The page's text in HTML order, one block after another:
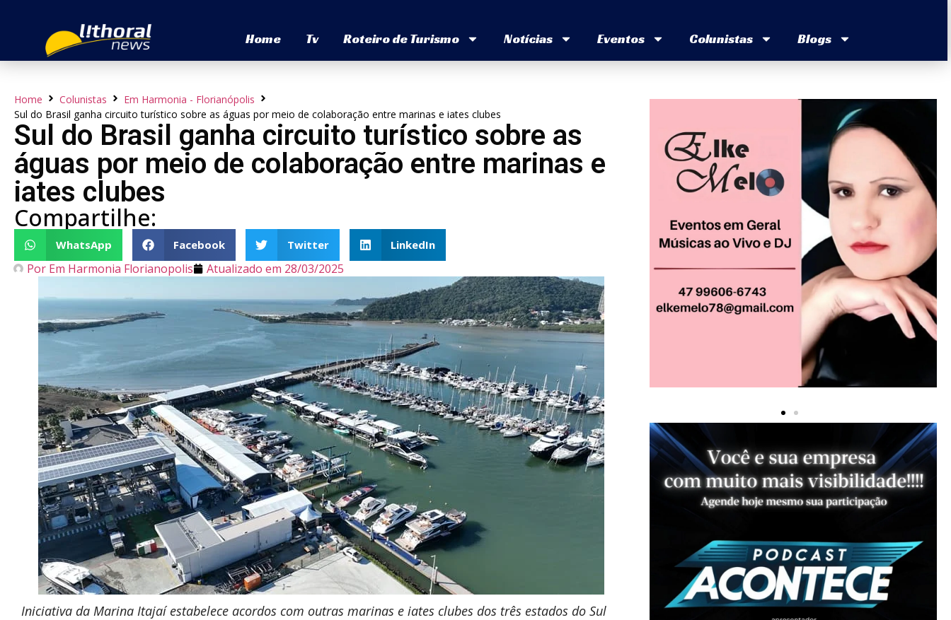
Home Tv Roteiro de Turismo Notícias Eventos Colunistas Blogs
Home Colunistas
Em Harmonia - Florianópolis
Sul do Brasil ganha circuito turístico sobre as águas por meio de colaboração entre marinas e iates clubes
Sul do Brasil ganha circuito turístico sobre as
águas por meio de colaboração entre marinas e
iates clubes
Compartilhe:
WhatsApp Facebook Twitter LinkedIn
Por Em Harmonia Florianopolis Atualizado em 28/03/2025
Iniciativa da Marina Itajaí estabelece acordos com outras marinas e iates clubes dos três estados do Sul